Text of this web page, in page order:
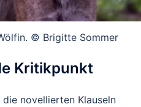
© Brigitte Sommer
Kritikpunkt
novellierten Klauseln